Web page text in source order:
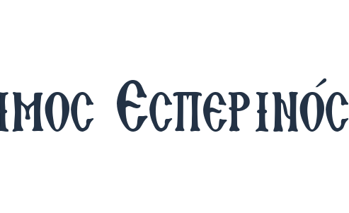
Εσπερινός